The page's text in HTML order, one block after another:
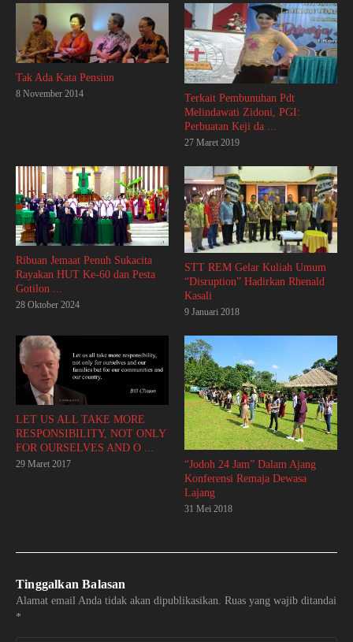
Tak Ada Kata Pensiun
8 November 2014
Terkait Pembunuhan Pdt
Melindawati Zidoni, PGI:
Perbuatan Keji da ...
27 Maret 2019
Ribuan Jemaat Penuh Sukacita
Rayakan HUT Ke-60 dan Pesta
Gotilon ...
28 Oktober 2024
STT REM Gelar Kuliah Umum
“Disruption” Hadirkan Rhenald
Kasali
9 Januari 2018
LET US ALL TAKE MORE
RESPONSIBILITY, NOT ONLY
FOR OURSELVES AND O ...
29 Maret 2017
“Jodoh 24 Jam” Dalam Ajang
Konferensi Remaja Dewasa
Lajang
31 Mei 2018
Tinggalkan Balasan
Alamat email Anda tidak akan dipublikasikan. Ruas yang wajib ditandai
*